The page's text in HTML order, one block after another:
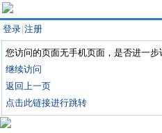
登录 注册
您访问的页面无手机页面，是否进一步
继续访问
返回上一页
点击此链接进行跳转